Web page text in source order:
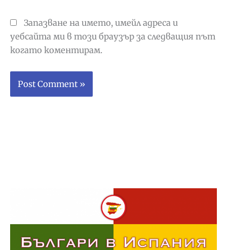
Запазване на името, имейл адреса и
уебсайта ми в този браузър за следващия път
когато коментирам.